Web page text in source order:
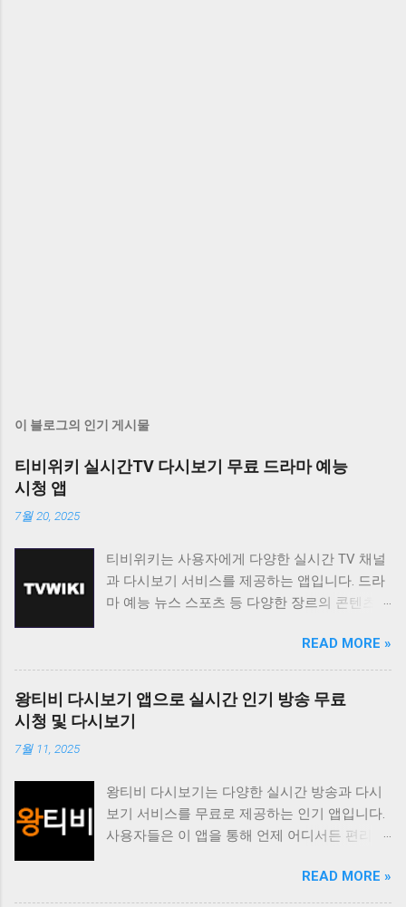
이 블로그의 인기 게시물
티비위키 실시간TV 다시보기 무료 드라마 예능
시청 앱
7월 20, 2025
티비위키는 사용자에게 다양한 실시간 TV 채널
과 다시보기 서비스를 제공하는 앱입니다. 드라
마 예능 뉴스 스포츠 등 다양한 장르의 콘텐츠를
적인 인터페이스를 통해 편리한 시청 환경을 제
공합니다. 티비위키는 바쁜 일상 속에서 놓친 프
로그램을 다시 보고 싶거나 실시간으로 즐겨보
고 싶은 채널을 시청하고 싶은 사용자에게 유용
한 앱입니다. 다양한 콘텐츠를 무료로 제공하며
원하는 콘텐츠를 쉽게 찾고 시청할 수 있도록 다
양한 기능을 제공합니다. 실시간 TV 시청 기능
은 사용자가 현재 방송 중인 채널을 바로 시청할
그램을 언제든지 다시 볼 수 있도록 제공합니다.
READ MORE »
왕티비 다시보기 앱으로 실시간 인기 방송 무료
시청 및 다시보기
7월 11, 2025
왕티비 다시보기는 다양한 실시간 방송과 다시
보기 서비스를 무료로 제공하는 인기 앱입니다.
사용자들은 이 앱을 통해 언제 어디서든 편리하
드라마 예능 스포츠 뉴스 등 다양한 장르의 콘텐
츠를 제공하여 사용자들의 폭넓은 취향을 만족
READ MORE »